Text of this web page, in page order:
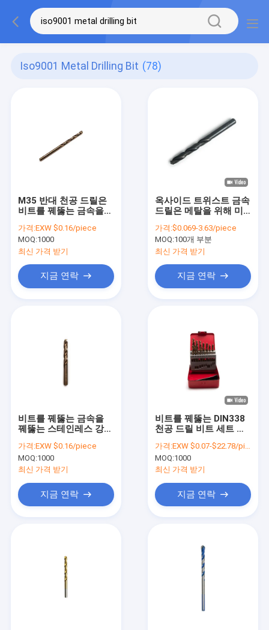
Iso9001 Metal Drilling Bit (78)
M35 반대 천공 드릴은
비트를 꿰뚫는 금속을
가격:EXW $0.16/piece
MOQ:1000
최신 가격 받기
지금 연락
옥사이드 트위스트 금속
드릴은 메탈을 위해 미
이럴보어러를 억제합니
다
가격:$0.069-3.63/piece
MOQ:100개 부분
최신 가격 받기
지금 연락
비트를 꿰뚫는 금속을
꿰뚫는 스테인레스 강을
가격:EXW $0.16/piece
MOQ:1000
최신 가격 받기
지금 연락
비트를 꿰뚫는 DIN338
천공 드릴 비트 세트 금
가격:EXW $0.07-$22.78/piece
MOQ:1000
최신 가격 받기
지금 연락